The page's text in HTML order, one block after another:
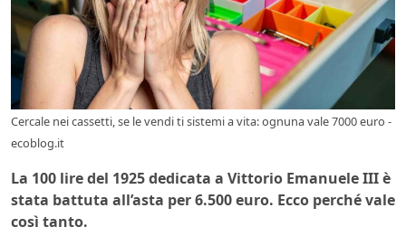
Cercale nei cassetti, se le vendi ti sistemi a vita: ognuna vale 7000 euro -
ecoblog.it
La 100 lire del 1925 dedicata a Vittorio Emanuele III è
stata battuta all’asta per 6.500 euro. Ecco perché vale
così tanto.